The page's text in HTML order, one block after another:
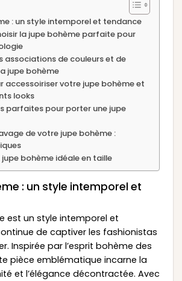
: un style intemporel et tendance
la jupe bohème parfaite pour
associations de couleurs et de
jupe bohème
accessoiriser votre jupe bohème et
looks
parfaites pour porter une jupe
de votre jupe bohème :
bohème idéale en taille
: un style intemporel et
est un style intemporel et
de captiver les fashionistas
Inspirée par l’esprit bohème des
pièce emblématique incarne la
et l’élégance décontractée. Avec